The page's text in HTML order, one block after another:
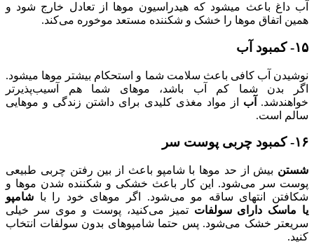
آب داغ باعث میشود که هیدراسیون موها از تعادل خارج شود و
همین اتفاق موها را خشک و شکننده مستعد موخوره می‌کند.
۱۵- کمبود آب
نوشیدن آب کافی باعث سلامت شما و استحکام بیشتر موها میشود.
اگر بدن شما کم آب باشد، موهای شما هم آسیب‌پذیرتر
خواهندشد.
آب از مواد مغذی کلیدی برای داشتن زندگی و موهایی
سالم است.
۱۶- کمبود چربی پوست سر
شستن بیش از حد موها با شامپو باعث از بین رفتن چربی‌ طبیعی
پوست سر می‌شود. این کار باعث خشکی و شکننده شدن موها و
شکافتن انتهای ساقه مو می‌شود. اگر موهای خود را با شامپو
یا ماسک دارای سولفات‌ تمیز می‌کنید، پوست و موی سر خیلی
سریعتر خشک می‌شود. پس حتما شامپوهای بدون سولفات انتخاب
کنید.